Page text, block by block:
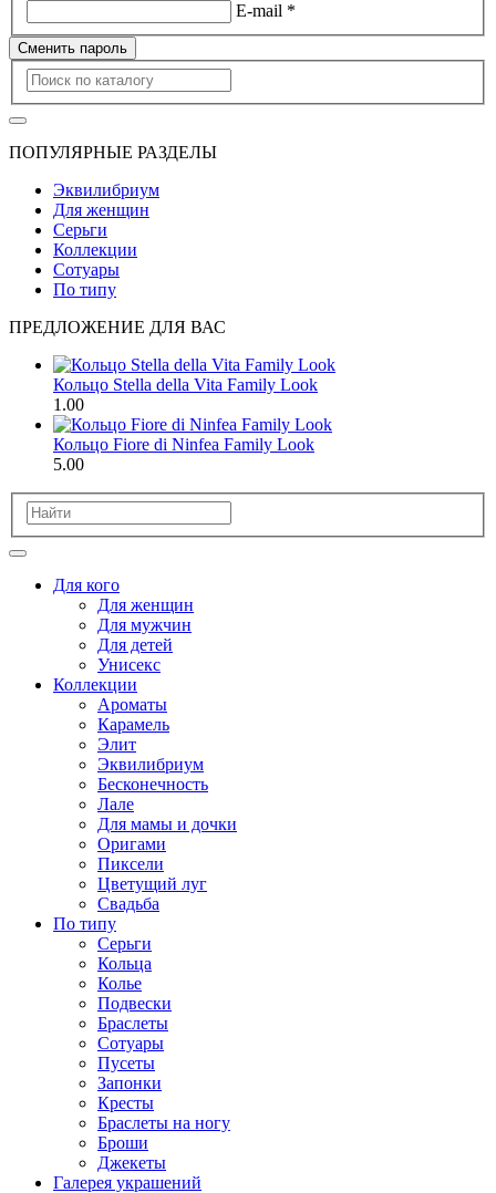
E-mail *
Сменить пароль
ПОПУЛЯРНЫЕ РАЗДЕЛЫ
Эквилибриум
Для женщин
Серьги
Коллекции
Сотуары
По типу
ПРЕДЛОЖЕНИЕ ДЛЯ ВАС
Кольцо Stella della Vita Family Look
1.00
Кольцо Fiore di Ninfea Family Look
5.00
Для кого
Для женщин
Для мужчин
Для детей
Унисекс
Коллекции
Ароматы
Карамель
Элит
Эквилибриум
Бесконечность
Лале
Для мамы и дочки
Оригами
Пиксели
Цветущий луг
Свадьба
По типу
Серьги
Кольца
Колье
Подвески
Браслеты
Сотуары
Пусеты
Запонки
Кресты
Браслеты на ногу
Броши
Джекеты
Галерея украшений